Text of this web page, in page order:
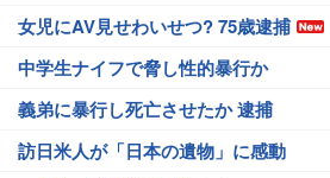
女児にAV見せわいせつ? 75歳逮捕
中学生ナイフで脅し性的暴行か
義弟に暴行し死亡させたか 逮捕
訪日米人が「日本の遺物」に感動